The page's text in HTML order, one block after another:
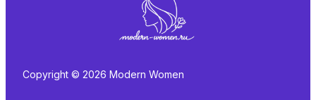
Copyright © 2026 Modern Women